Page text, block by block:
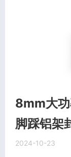
8mm大
脚踩铝架
2024-10-23